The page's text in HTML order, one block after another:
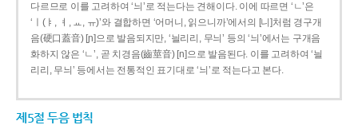
다르므로 이를 고려하여 ‘늬’로 적는다는 견해이다. 이에 따르면 ‘ㄴ’은
‘ㅣ(ㅑ, ㅕ, ㅛ, ㅠ)’와 결합하면 ‘어머니, 읽으니까’에서의 [니]처럼 경구개
음(硬口蓋音) [ɲ]으로 발음되지만, ‘늴리리, 무늬’ 등의 ‘늬’에서는 구개음
화하지 않은 ‘ㄴ’, 곧 치경음(齒莖音) [n]으로 발음된다. 이를 고려하여 ‘늴
리리, 무늬’ 등에서는 전통적인 표기대로 ‘늬’로 적는다고 본다.
제5절 두음 법칙